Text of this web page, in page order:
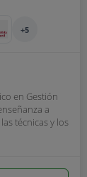
+5
en Gestión
a
técnicas y los